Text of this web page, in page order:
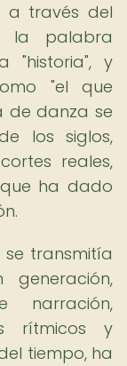
a través del
la palabra
"historia", y
"el que
de danza se
los siglos,
reales,
ha dado
se transmitía
narración,
rítmicos y
tiempo, ha